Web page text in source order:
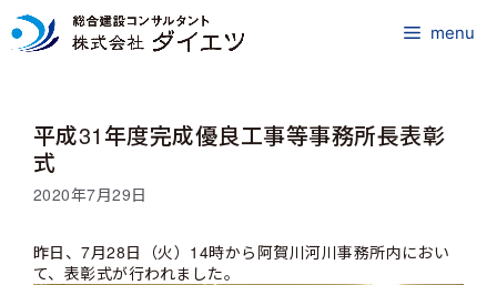
コ
ン
menu
平成31年度完成優良工事等事務所長表彰
式
2020年7月29日
昨日、7月28日（火）14時から阿賀川河川事務所内におい
て、表彰式が行われました。